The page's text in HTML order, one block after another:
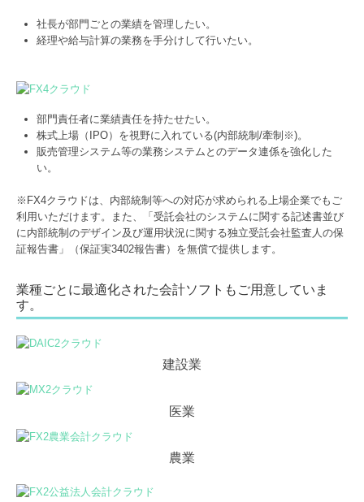
社長が部門ごとの業績を管理したい。
経理や給与計算の業務を手分けして行いたい。
部門責任者に業績責任を持たせたい。
株式上場（IPO）を視野に入れている(内部統制/牽制※)。
販売管理システム等の業務システムとのデータ連係を強化した
い。
※FX4クラウドは、内部統制等への対応が求められる上場企業でもご
利用いただけます。また、「受託会社のシステムに関する記述書並び
に内部統制のデザイン及び運用状況に関する独立受託会社監査人の保
証報告書」（保証実3402報告書）を無償で提供します。
業種ごとに最適化された会計ソフトもご用意していま
す。
建設業
医業
農業